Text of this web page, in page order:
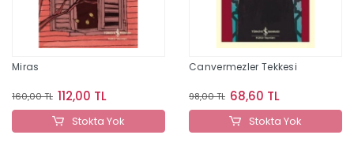
Miras
160,00 TL 112,00 TL
Stokta Yok
Canvermezler Tekkesi
98,00 TL 68,60 TL
Stokta Yok